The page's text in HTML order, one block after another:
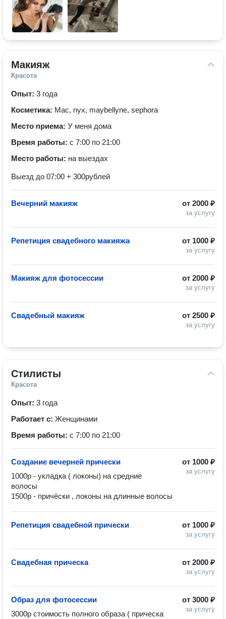
Макияж
Красота
Опыт: 3 года
Косметика: Mac, nyx, maybellyne, sephora
Место приема: У меня дома
Время работы: с 7:00 по 21:00
Место работы: на выездах
Выезд до 07:00 + 300рублей
от 2000 ₽
за услугу
Вечерний макияж
от 1000 ₽
за услугу
Репетиция свадебного макияжа
от 2000 ₽
за услугу
Макияж для фотосессии
от 2500 ₽
за услугу
Свадебный макияж
Стилисты
Красота
Опыт: 3 года
Работает с: Женщинами
Время работы: с 7:00 по 21:00
от 1000 ₽
за услугу
Создание вечерней прически
1000р - укладка ( локоны) на средние
волосы
1500р - причёски , локоны на длинные волосы
от 1000 ₽
за услугу
Репетиция свадебной прически
от 2000 ₽
за услугу
Свадебная прическа
от 3000 ₽
за услугу
Образ для фотосессии
3000р стоимость полного образа ( прическа